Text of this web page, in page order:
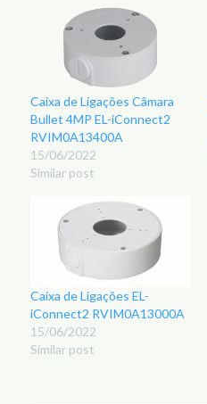
Caixa de Ligações Câmara
Bullet 4MP EL-iConnect2
RVIM0A13400A
15/06/2022
Similar post
Caixa de Ligações EL-
iConnect2 RVIM0A13000A
15/06/2022
Similar post